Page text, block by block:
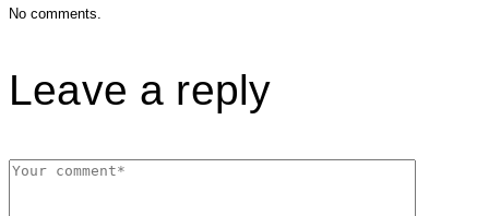
No comments.
Leave a reply